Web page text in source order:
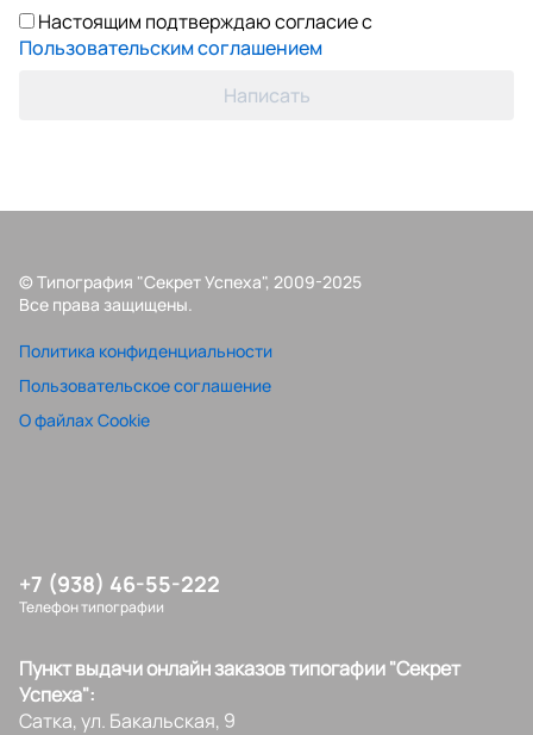
Настоящим подтверждаю согласие с
Пользовательским соглашением
Написать
© Типография "Секрет Успеха", 2009-2025
Все права защищены.
Политика конфиденциальности
Пользовательское соглашение
О файлах Cookie
+7 (938) 46-55-222
Телефон типографии
Пункт выдачи онлайн заказов типогафии "Секрет
Успеха":
Сатка, ул. Бакальская, 9